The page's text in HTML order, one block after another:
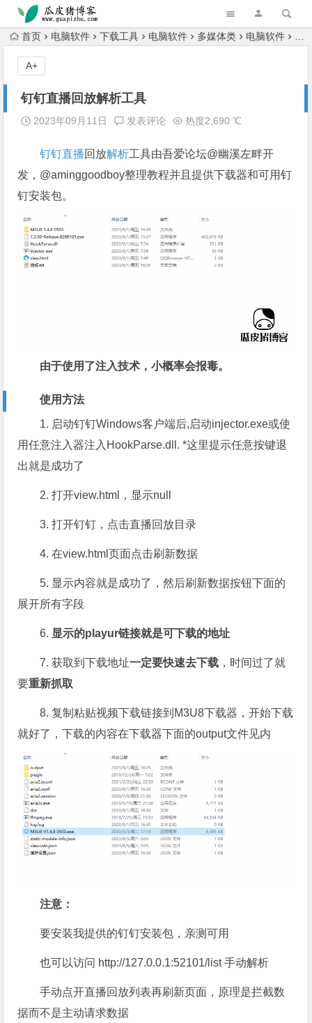
跳转到主内容
首页 电脑软件 下载工具 电脑软件 多媒体类 电脑软件
钉钉直播回放解析工具
2023年09月11日 发表评论 热度2,690 ℃
钉钉直播回放解析工具由吾爱论坛@幽溪左畔开
发，@aminggoodboy整理教程并且提供下载器和可用钉
钉安装包。
由于使用了注入技术，小概率会报毒。
使用方法
1. 启动钉钉Windows客户端后,启动injector.exe或使
用任意注入器注入HookParse.dll. *这里提示任意按键退
出就是成功了
2. 打开view.html，显示null
3. 打开钉钉，点击直播回放目录
4. 在view.html页面点击刷新数据
5. 显示内容就是成功了，然后刷新数据按钮下面的
展开所有字段
6. 显示的playur链接就是可下载的地址
7. 获取到下载地址一定要快速去下载 ，时间过了就
要重新抓取
8. 复制粘贴视频下载链接到M3U8下载器，开始下载
就好了，下载的内容在下载器下面的output文件见内
注意：
要安装我提供的钉钉安装包，亲测可用
也可以访问 http://127.0.0.1:52101/list 手动解析
手动点开直播回放列表再刷新页面，原理是拦截数
据而不是主动请求数据
A+